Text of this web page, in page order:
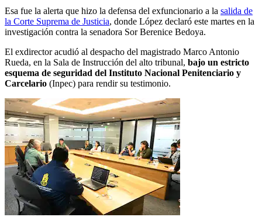
Esa fue la alerta que hizo la defensa del exfuncionario a la salida de
la Corte Suprema de Justicia, donde López declaró este martes en la
investigación contra la senadora Sor Berenice Bedoya.
El exdirector acudió al despacho del magistrado Marco Antonio
Rueda, en la Sala de Instrucción del alto tribunal, bajo un estricto
esquema de seguridad del Instituto Nacional Penitenciario y
Carcelario (Inpec) para rendir su testimonio.